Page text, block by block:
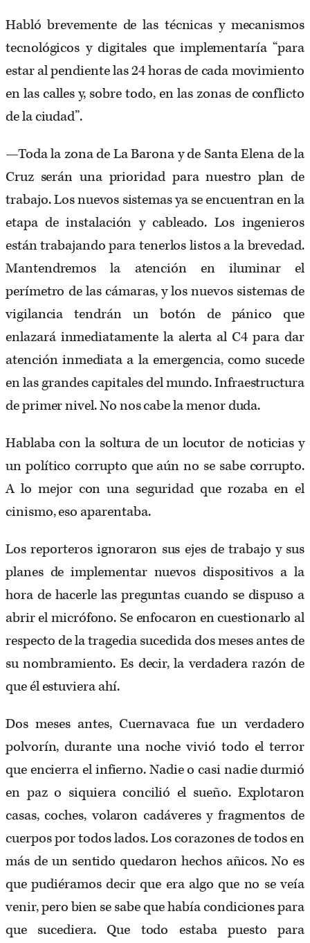
Habló brevemente de las técnicas y mecanismos
tecnológicos y digitales que implementaría “para
estar al pendiente las 24 horas de cada movimiento
en las calles y, sobre todo, en las zonas de conflicto
de la ciudad”.
—Toda la zona de La Barona y de Santa Elena de la
Cruz serán una prioridad para nuestro plan de
trabajo. Los nuevos sistemas ya se encuentran en la
etapa de instalación y cableado. Los ingenieros
están trabajando para tenerlos listos a la brevedad.
Mantendremos la atención en iluminar el
perímetro de las cámaras, y los nuevos sistemas de
vigilancia tendrán un botón de pánico que
enlazará inmediatamente la alerta al C4 para dar
atención inmediata a la emergencia, como sucede
en las grandes capitales del mundo. Infraestructura
de primer nivel. No nos cabe la menor duda.
Hablaba con la soltura de un locutor de noticias y
un político corrupto que aún no se sabe corrupto.
A lo mejor con una seguridad que rozaba en el
cinismo, eso aparentaba.
Los reporteros ignoraron sus ejes de trabajo y sus
planes de implementar nuevos dispositivos a la
hora de hacerle las preguntas cuando se dispuso a
abrir el micrófono. Se enfocaron en cuestionarlo al
respecto de la tragedia sucedida dos meses antes de
su nombramiento. Es decir, la verdadera razón de
que él estuviera ahí.
Dos meses antes, Cuernavaca fue un verdadero
polvorín, durante una noche vivió todo el terror
que encierra el infierno. Nadie o casi nadie durmió
en paz o siquiera concilió el sueño. Explotaron
casas, coches, volaron cadáveres y fragmentos de
cuerpos por todos lados. Los corazones de todos en
más de un sentido quedaron hechos añicos. No es
que pudiéramos decir que era algo que no se veía
venir, pero bien se sabe que había condiciones para
que sucediera. Que todo estaba puesto para